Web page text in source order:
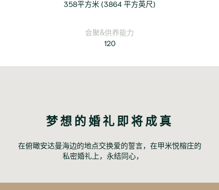
358平方米 (3864 平方英尺)
会聚&供养能力
120
梦想的婚礼即将成真
在俯瞰安达曼海边的地点交换爱的誓言，在甲米悦榕庄的